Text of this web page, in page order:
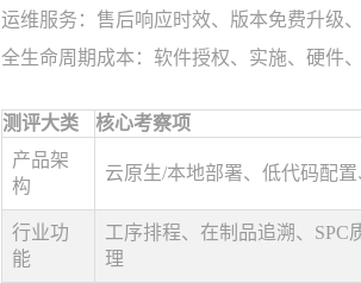
运维服务：售后响应时效、版本免费升级
全生命周期成本：软件授权、实施、硬件
测评大类
核心考察项
产品架
构
云原生/本地部署、低代码配
行业功
能
工序排程、在制品追溯、SPC
理